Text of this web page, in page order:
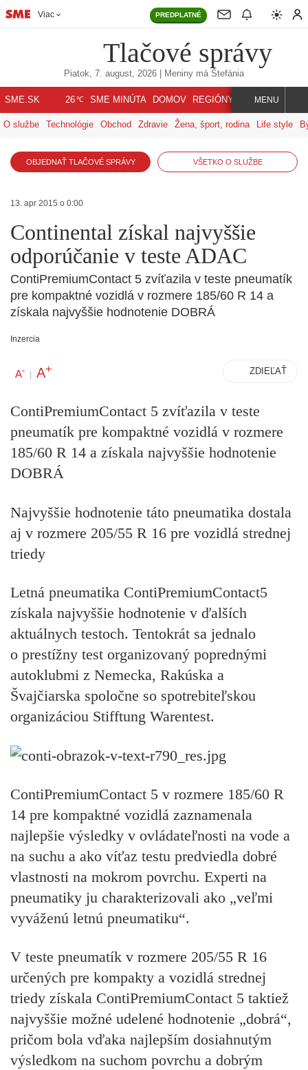
Viac PREDPLATNÉ
Tlačové správy
Piatok, 7. august, 2026 | Meniny má Štefánia
SME.SK 26℃ SME MINÚTA DOMOV REGIÓNY INDEX SVET
MENU
O službe Technológie Obchod Zdravie Žena, šport, rodina Life style
OBJEDNAŤ TLAČOVÉ SPRÁVY VŠETKO O SLUŽBE
13. apr 2015 o 0:00
Continental získal najvyššie
odporúčanie v teste ADAC
ContiPremiumContact 5 zvíťazila v teste pneumatík
pre kompaktné vozidlá v rozmere 185/60 R 14 a
získala najvyššie hodnotenie DOBRÁ
Inzercia
A- | A+ ZDIEĽAŤ
ContiPremiumContact 5 zvíťazila v teste
pneumatík pre kompaktné vozidlá v rozmere
185/60 R 14 a získala najvyššie hodnotenie
DOBRÁ
Najvyššie hodnotenie táto pneumatika dostala
aj v rozmere 205/55 R 16 pre vozidlá strednej
triedy
Letná pneumatika ContiPremiumContact5
získala najvyššie hodnotenie v ďalších
aktuálnych testoch. Tentokrát sa jednalo
o prestížny test organizovaný poprednými
autoklubmi z Nemecka, Rakúska a
Švajčiarska spoločne so spotrebiteľskou
organizáciou Stifftung Warentest.
ContiPremiumContact 5 v rozmere 185/60 R
14 pre kompaktné vozidlá zaznamenala
najlepšie výsledky v ovládateľnosti na vode a
na suchu a ako víťaz testu predviedla dobré
vlastnosti na mokrom povrchu. Experti na
pneumatiky ju charakterizovali ako „veľmi
vyváženú letnú pneumatiku“.
V teste pneumatík v rozmere 205/55 R 16
určených pre kompakty a vozidlá strednej
triedy získala ContiPremiumContact 5 taktiež
najvyššie možné udelené hodnotenie „dobrá“,
pričom bola vďaka najlepším dosiahnutým
výsledkom na suchom povrchu a dobrým